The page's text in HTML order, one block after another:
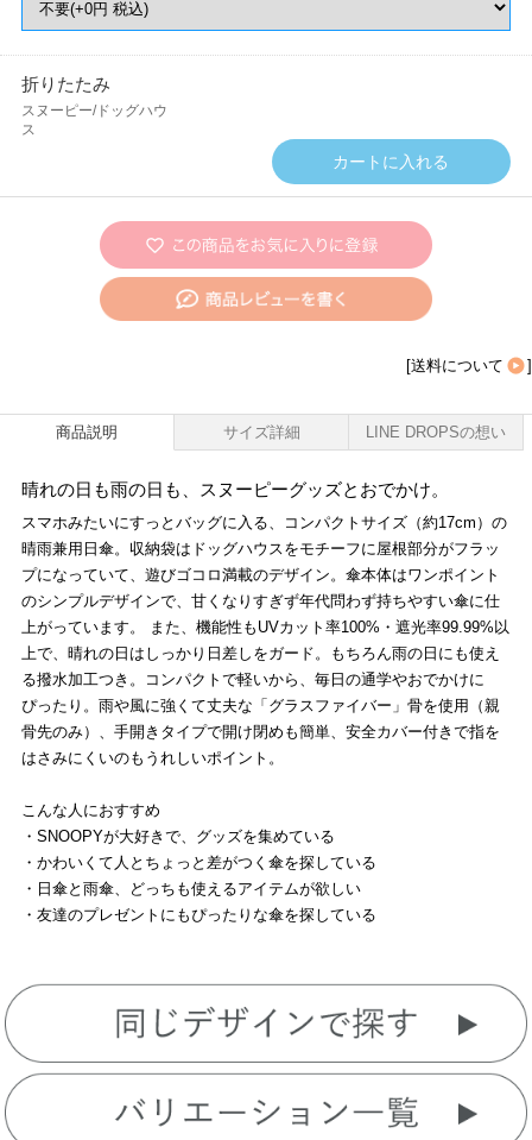
折りたたみ
スヌーピー/ドッグハウ
ス
[送料について ]
商品説明 サイズ詳細 LINE DROPSの想い
晴れの日も雨の日も、スヌーピーグッズとおでかけ。
スマホみたいにすっとバッグに入る、コンパクトサイズ（約17cm）の
晴雨兼用日傘。収納袋はドッグハウスをモチーフに屋根部分がフラッ
プになっていて、遊びゴコロ満載のデザイン。傘本体はワンポイント
のシンプルデザインで、甘くなりすぎず年代問わず持ちやすい傘に仕
上がっています。 また、機能性もUVカット率100%・遮光率99.99%以
上で、晴れの日はしっかり日差しをガード。もちろん雨の日にも使え
る撥水加工つき。コンパクトで軽いから、毎日の通学やおでかけに
ぴったり。雨や風に強くて丈夫な「グラスファイバー」骨を使用（親
骨先のみ）、手開きタイプで開け閉めも簡単、安全カバー付きで指を
はさみにくいのもうれしいポイント。
こんな人におすすめ
・SNOOPYが大好きで、グッズを集めている
・かわいくて人とちょっと差がつく傘を探している
・日傘と雨傘、どっちも使えるアイテムが欲しい
・友達のプレゼントにもぴったりな傘を探している